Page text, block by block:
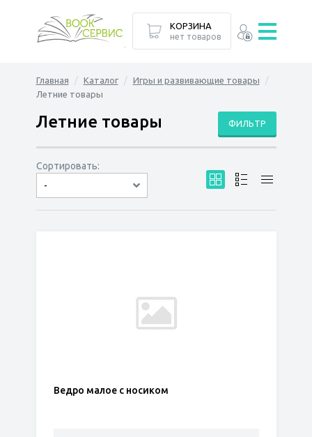
Главная Каталог
Игры и развивающие товары
Летние товары
ФИЛЬТР
Летние товары
Сортировать:
-
по дате
по популярности
сначала дешёвые
сначала дорогие
Ведро малое с носиком
КОРЗИНА
нет товаров